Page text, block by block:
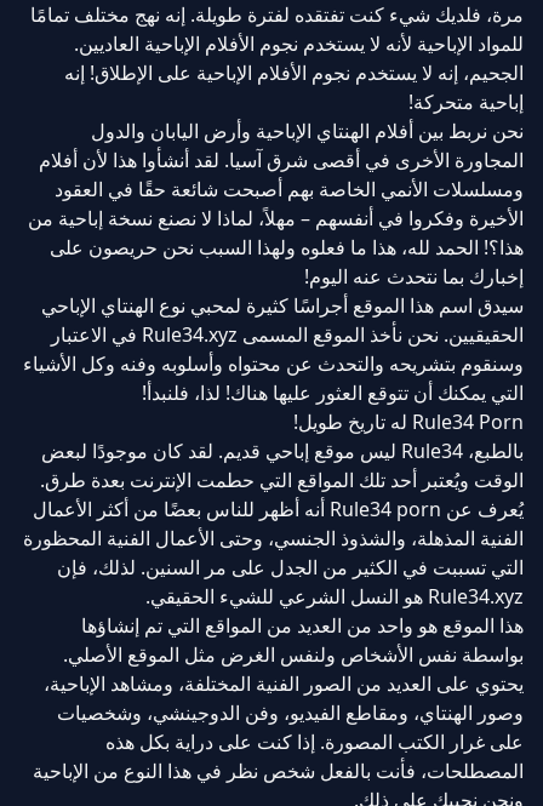
مرة، فلديك شيء كنت تفتقده لفترة طويلة. إنه نهج مختلف تمامًا
للمواد الإباحية لأنه لا يستخدم نجوم الأفلام الإباحية العاديين.
الجحيم، إنه لا يستخدم نجوم الأفلام الإباحية على الإطلاق! إنه
إباحية متحركة!
نحن نربط بين أفلام الهنتاي الإباحية وأرض اليابان والدول
المجاورة الأخرى في أقصى شرق آسيا. لقد أنشأوا هذا لأن أفلام
ومسلسلات الأنمي الخاصة بهم أصبحت شائعة حقًا في العقود
الأخيرة وفكروا في أنفسهم – مهلاً، لماذا لا نصنع نسخة إباحية من
هذا؟! الحمد لله، هذا ما فعلوه ولهذا السبب نحن حريصون على
إخبارك بما نتحدث عنه اليوم!
سيدق اسم هذا الموقع أجراسًا كثيرة لمحبي نوع الهنتاي الإباحي
الحقيقيين. نحن نأخذ الموقع المسمى Rule34.xyz في الاعتبار
وسنقوم بتشريحه والتحدث عن محتواه وأسلوبه وفنه وكل الأشياء
التي يمكنك أن تتوقع العثور عليها هناك! لذا، فلنبدأ!
Rule34 Porn له تاريخ طويل!
بالطبع، Rule34 ليس موقع إباحي قديم. لقد كان موجودًا لبعض
الوقت ويُعتبر أحد تلك المواقع التي حطمت الإنترنت بعدة طرق.
يُعرف عن Rule34 porn أنه أظهر للناس بعضًا من أكثر الأعمال
الفنية المذهلة، والشذوذ الجنسي، وحتى الأعمال الفنية المحظورة
التي تسببت في الكثير من الجدل على مر السنين. لذلك، فإن
Rule34.xyz هو النسل الشرعي للشيء الحقيقي.
هذا الموقع هو واحد من العديد من المواقع التي تم إنشاؤها
بواسطة نفس الأشخاص ولنفس الغرض مثل الموقع الأصلي.
يحتوي على العديد من الصور الفنية المختلفة، ومشاهد الإباحية،
وصور الهنتاي، ومقاطع الفيديو، وفن الدوجينشي، وشخصيات
على غرار الكتب المصورة. إذا كنت على دراية بكل هذه
المصطلحات، فأنت بالفعل شخص نظر في هذا النوع من الإباحية
ونحن نحييك على ذلك.